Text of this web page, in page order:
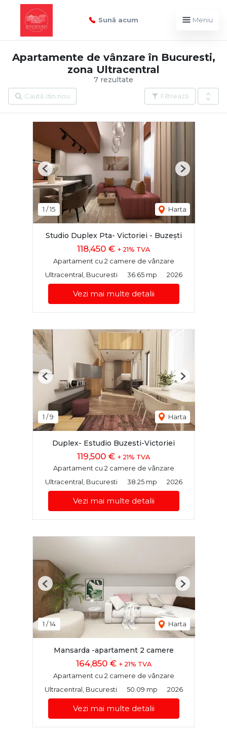
Sună acum Meniu
7 rezultate
Apartamente de vânzare în Bucuresti,
zona Ultracentral
Filtrează
Caută din nou
1 /15 Harta
Previous Next
Studio Duplex Pta- Victoriei - Buzești
118,450 € + 21% TVA
Apartament cu 2 camere de vânzare
Ultracentral, Bucuresti
36.65 mp 2026
Vezi mai multe detalii
1 /9 Harta
Previous Next
Duplex- Estudio Buzesti-Victoriei
119,500 € + 21% TVA
Apartament cu 2 camere de vânzare
Ultracentral, Bucuresti
38.25 mp 2026
Vezi mai multe detalii
1 /14 Harta
Previous Next
Mansarda -apartament 2 camere
164,850 € + 21% TVA
Apartament cu 2 camere de vânzare
Ultracentral, Bucuresti
50.09 mp 2026
Vezi mai multe detalii